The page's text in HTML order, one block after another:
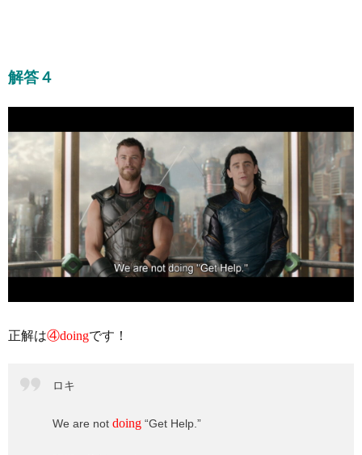
解答４
正解は④doingです！
ロキ
We are not doing “Get Help.”